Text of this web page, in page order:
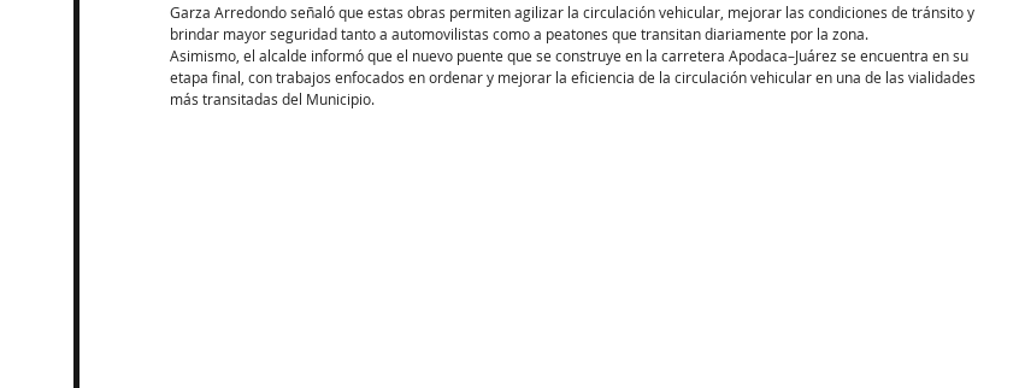
Garza Arredondo señaló que estas obras permiten agilizar la circulación vehicular, mejorar las condiciones de tránsito y
brindar mayor seguridad tanto a automovilistas como a peatones que transitan diariamente por la zona.
Asimismo, el alcalde informó que el nuevo puente que se construye en la carretera Apodaca–Juárez se encuentra en su
etapa final, con trabajos enfocados en ordenar y mejorar la eficiencia de la circulación vehicular en una de las vialidades
más transitadas del Municipio.